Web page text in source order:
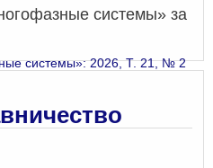
системы» за
системы»: 2026, Т. 21, № 2